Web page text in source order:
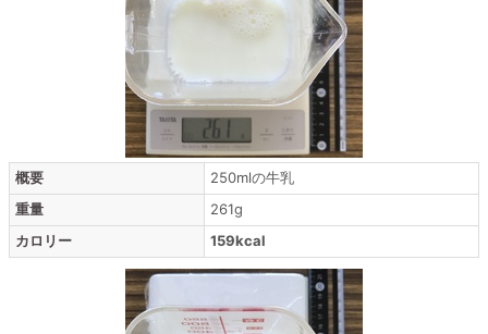
概要
250mlの牛乳
重量
261g
カロリー
159kcal